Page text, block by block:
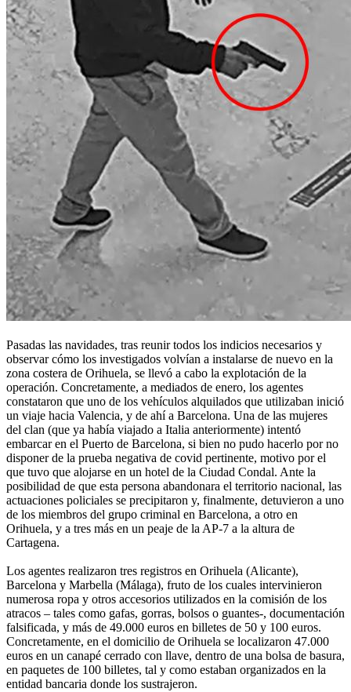
Pasadas las navidades, tras reunir todos los indicios necesarios y
observar cómo los investigados volvían a instalarse de nuevo en la
zona costera de Orihuela, se llevó a cabo la explotación de la
operación. Concretamente, a mediados de enero, los agentes
constataron que uno de los vehículos alquilados que utilizaban inició
un viaje hacia Valencia, y de ahí a Barcelona. Una de las mujeres
del clan (que ya había viajado a Italia anteriormente) intentó
embarcar en el Puerto de Barcelona, si bien no pudo hacerlo por no
disponer de la prueba negativa de covid pertinente, motivo por el
que tuvo que alojarse en un hotel de la Ciudad Condal. Ante la
posibilidad de que esta persona abandonara el territorio nacional, las
actuaciones policiales se precipitaron y, finalmente, detuvieron a uno
de los miembros del grupo criminal en Barcelona, a otro en
Orihuela, y a tres más en un peaje de la AP-7 a la altura de
Cartagena.
Los agentes realizaron tres registros en Orihuela (Alicante),
Barcelona y Marbella (Málaga), fruto de los cuales intervinieron
numerosa ropa y otros accesorios utilizados en la comisión de los
atracos – tales como gafas, gorras, bolsos o guantes-, documentación
falsificada, y más de 49.000 euros en billetes de 50 y 100 euros.
Concretamente, en el domicilio de Orihuela se localizaron 47.000
euros en un canapé cerrado con llave, dentro de una bolsa de basura,
en paquetes de 100 billetes, tal y como estaban organizados en la
entidad bancaria donde los sustrajeron.